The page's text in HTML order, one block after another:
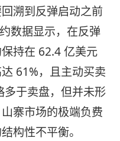
溯到反弹启动之前
数据显示，在反弹
持在 62.4 亿美元
61%，且主动买卖
多于卖盘，但并未形
寨市场的极端负费
构性不平衡。